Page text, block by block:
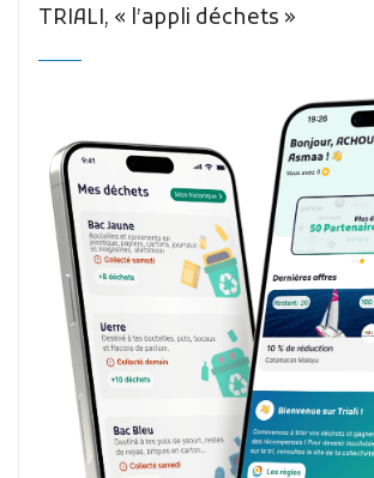
TRIALI, « l’appli déchets »